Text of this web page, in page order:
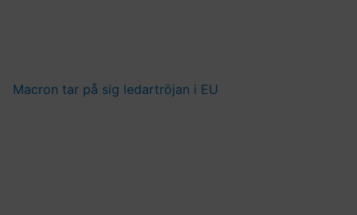
Macron tar på sig ledartröjan i EU